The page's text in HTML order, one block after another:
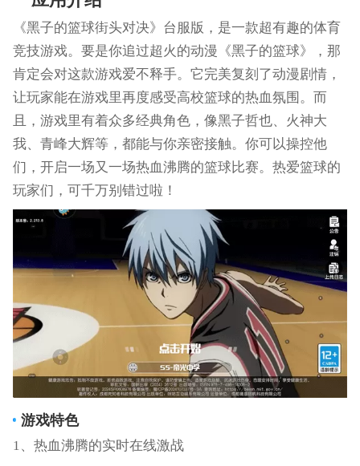
《黑子的篮球街头对决》台服版，是一款超有趣的体育
竞技游戏。要是你追过超火的动漫《黑子的篮球》，那
肯定会对这款游戏爱不释手。它完美复刻了动漫剧情，
让玩家能在游戏里再度感受高校篮球的热血氛围。而
且，游戏里有着众多经典角色，像黑子哲也、火神大
我、青峰大辉等，都能与你亲密接触。你可以操控他
们，开启一场又一场热血沸腾的篮球比赛。热爱篮球的
玩家们，可千万别错过啦！
游戏特色
1、热血沸腾的实时在线激战